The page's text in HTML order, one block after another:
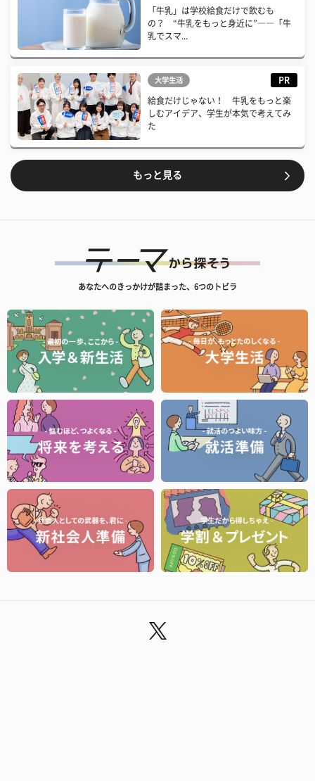
「牛乳」は学校給食だけで飲むも
の？ “牛乳をもっと身近に”――「牛
乳でスマ...
大学生活 PR
給食だけじゃない！ 牛乳をもっと楽
しむアイデア、学生が本気で考えてみ
た
もっと見る
あなたへのきっかけが詰まった、6つのトビラ